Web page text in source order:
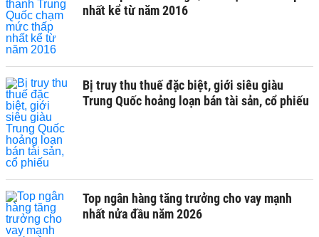
nhất kể từ năm 2016
Bị truy thu thuế đặc biệt, giới siêu giàu
Trung Quốc hoảng loạn bán tài sản, cổ phiếu
Top ngân hàng tăng trưởng cho vay mạnh
nhất nửa đầu năm 2026